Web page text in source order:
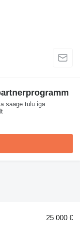
saage tulu iga
25 000 €